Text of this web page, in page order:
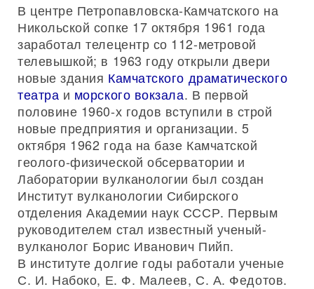
В центре Петропавловска-Камчатского на
Никольской сопке 17 октября 1961 года
заработал телецентр со 112-метровой
телевышкой; в 1963 году открыли двери
новые здания Камчатского драматического
театра и морского вокзала. В первой
половине 1960-х годов вступили в строй
новые предприятия и организации. 5
октября 1962 года на базе Камчатской
геолого-физической обсерватории и
Лаборатории вулканологии был создан
Институт вулканологии Сибирского
отделения Академии наук СССР. Первым
руководителем стал известный ученый-
вулканолог Борис Иванович Пийп.
В институте долгие годы работали ученые
С. И. Набоко, Е. Ф. Малеев, С. А. Федотов.